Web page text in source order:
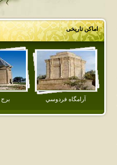
اماکن تاریخی
آرامگاه فردوسي برج